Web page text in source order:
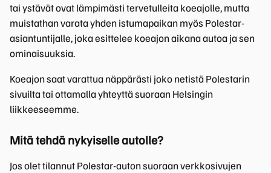
tai ystävät ovat lämpimästi tervetulleita koeajolle, mutta
muistathan varata yhden istumapaikan myös Polestar-
asiantuntijalle, joka esittelee koeajon aikana autoa ja sen
ominaisuuksia.
Koeajon saat varattua näppärästi joko netistä Polestarin
sivuilta tai ottamalla yhteyttä suoraan Helsingin
liikkeeseemme.
Mitä tehdä nykyiselle autolle?
Jos olet tilannut Polestar-auton suoraan verkkosivujen